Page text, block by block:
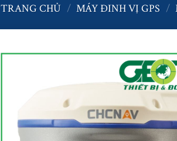
TRANG CHỦ / MÁY ĐINH VỊ GPS /